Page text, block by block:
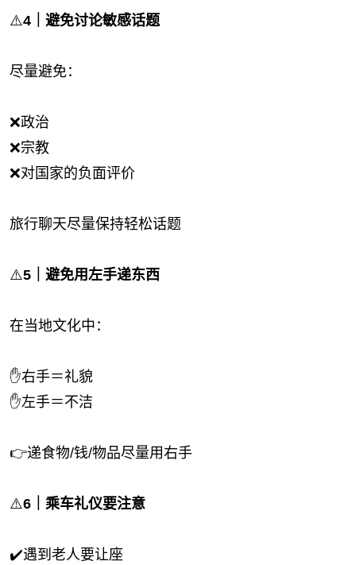
⚠️4｜避免讨论敏感话题
尽量避免：
❌政治
❌宗教
❌对国家的负面评价
旅行聊天尽量保持轻松话题
⚠️5｜避免用左手递东西
在当地文化中：
✋右手＝礼貌
✋左手＝不洁
👉递食物/钱/物品尽量用右手
⚠️6｜乘车礼仪要注意
✔️遇到老人要让座